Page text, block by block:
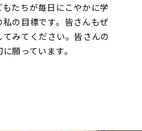
たちが毎日にこやかに学
の目標です。皆さんもぜ
みてください。皆さんの
願っています。